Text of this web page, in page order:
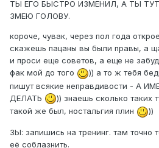
ТЫ ЕГО БЫСТРО ИЗМЕНИЛ, А ТЫ
ЗМЕЮ ГОЛОВУ.
короче, чувак, через пол года
скажешь пацаны вы были правы, а
и проси еще советов, а еще не
фак мой до того
)) а то ж тебя
пишут всякие неправдивости - А
ДЕЛАТЬ
)) знаешь сколько таких
такой же был, ностальгия плин
))
ЗЫ: запишись на тренинг. там точно
её соблазнить.